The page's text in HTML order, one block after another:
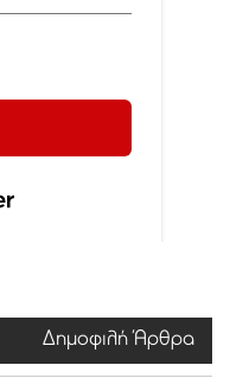
Δημοφιλή Άρθρα